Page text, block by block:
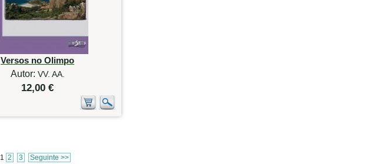
Versos no Olimpo
Autor: VV. AA.
12,00 €
1 2 3 Seguinte >>